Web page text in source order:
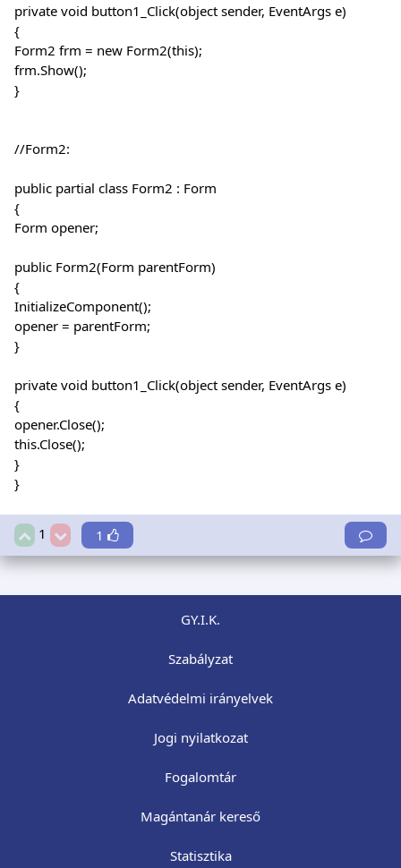
private void button1_Click(object sender, EventArgs e)
{
Form2 frm = new Form2(this);
frm.Show();
}
//Form2:
public partial class Form2 : Form
{
Form opener;
public Form2(Form parentForm)
{
InitializeComponent();
opener = parentForm;
}
private void button1_Click(object sender, EventArgs e)
{
opener.Close();
this.Close();
}
}
1 1
GY.I.K.
Szabályzat
Adatvédelmi irányelvek
Jogi nyilatkozat
Fogalomtár
Magántanár kereső
Statisztika